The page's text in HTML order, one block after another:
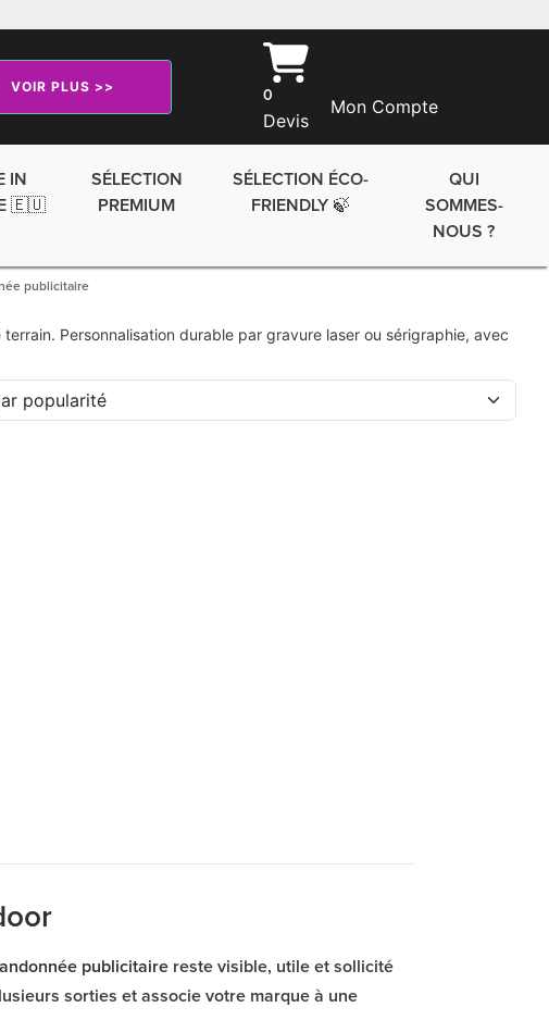
VOIR PLUS >>
0
Devis
Mon Compte
IN
🇪🇺
SÉLECTION
PREMIUM
SÉLECTION ÉCO-
FRIENDLY 🍃
QUI
SOMMES-
NOUS ?
publicitaire
Personnalisation durable par gravure laser ou sérigraphie, avec
publicitaire reste visible, utile et sollicité
sorties et associe votre marque à une